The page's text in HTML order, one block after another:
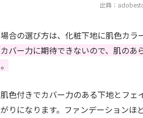
出典：
合の選び方は、化粧下地に肌色カラ
バー力に期待できないので、肌のあ
色付きでカバー力のある下地とフェ
りになります。ファンデーションほ